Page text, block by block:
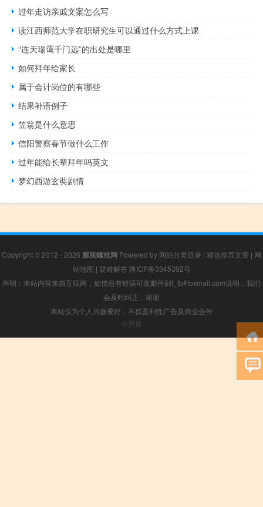
过年走访亲戚文案怎么写
读江西师范大学在职研究生可以通过什么方式上课
“连天瑞霭千门远”的出处是哪里
如何拜年给家长
属于会计岗位的有哪些
结果补语例子
笠翁是什么意思
信阳警察春节做什么工作
过年能给长辈拜年吗英文
梦幻西游玄奘剧情
Copyright © 2012 - 2026 膨胀螺丝网 Powered by 网站分类目录 | 精选推荐文章 | 网
站地图 | 疑难解答 陕ICP备3345392号
声明：本站内容来自互联网，如信息有错误可发邮件到f_fb#foxmail.com说明，我们
会及时纠正，谢谢
本站仅为个人兴趣爱好，不接盈利性广告及商业合作
小男孩